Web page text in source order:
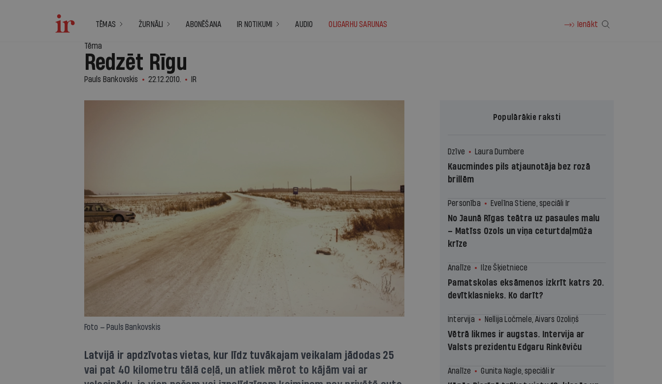
TĒMAS ŽURNĀLI ABONĒŠANA IR NOTIKUMI AUDIO OLIGARHU SARUNAS Ienākt
Tēma
Redzēt Rīgu
Pauls Bankovskis 22.12.2010. IR
Foto — Pauls Bankovskis
Latvijā ir apdzīvotas vietas, kur līdz tuvākajam veikalam jādodas 25
vai pat 40 kilometru tālā ceļā, un atliek mērot to kājām vai ar
Populārākie raksti
Dzīve Laura Dumbere
Kaucmindes pils atjaunotāja bez rozā
brillēm
Personība Evelīna Stiene, speciāli Ir
No Jaunā Rīgas teātra uz pasaules malu
– Matīss Ozols un viņa ceturtdaļmūža
krīze
Analīze Ilze Šķietniece
Pamatskolas eksāmenos izkrīt katrs 20.
devītklasnieks. Ko darīt?
Intervija Nellija Ločmele, Aivars Ozoliņš
Vētrā likmes ir augstas. Intervija ar
Valsts prezidentu Edgaru Rinkēviču
Analīze Gunita Nagle, speciāli Ir